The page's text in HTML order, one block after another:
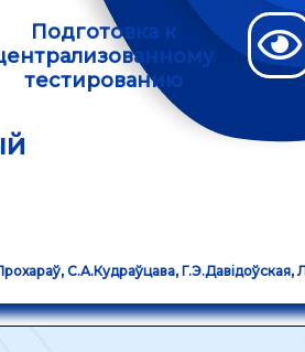
Подготовка к
тестированию
С.А.Кудраўцава,